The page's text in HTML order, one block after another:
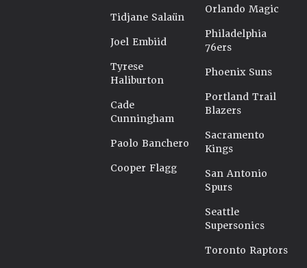
Tidjane Salaün
Joel Embiid
Tyrese
Haliburton
Cade
Cunningham
Paolo Banchero
Cooper Flagg
Orlando Magic
Philadelphia
76ers
Phoenix Suns
Portland Trail
Blazers
Sacramento
Kings
San Antonio
Spurs
Seattle
Supersonics
Toronto Raptors